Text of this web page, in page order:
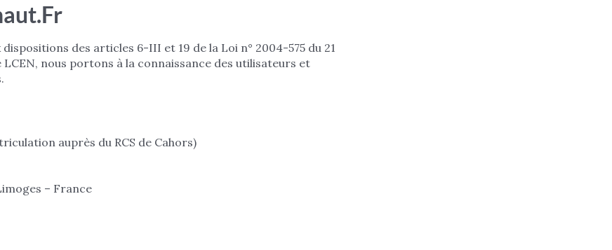
des articles 6-III et 19 de la Loi n° 2004-575 du 21
nous portons à la connaissance des utilisateurs et
auprès du RCS de Cahors)
– France